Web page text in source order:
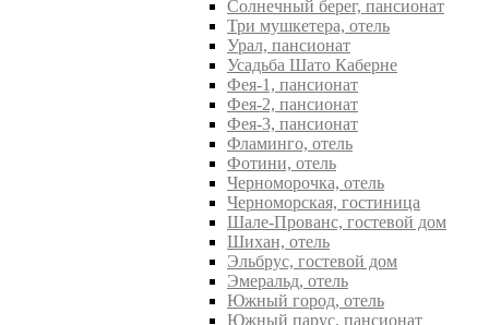
Солнечный берег, пансионат
Три мушкетера, отель
Урал, пансионат
Усадьба Шато Каберне
Фея-1, пансионат
Фея-2, пансионат
Фея-3, пансионат
Фламинго, отель
Фотини, отель
Черноморочка, отель
Черноморская, гостиница
Шале-Прованс, гостевой дом
Шихан, отель
Эльбрус, гостевой дом
Эмеральд, отель
Южный город, отель
Южный парус, пансионат